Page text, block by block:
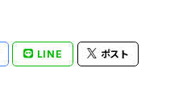
LINE ポスト